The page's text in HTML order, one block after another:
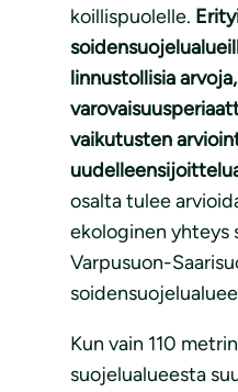
koillispuolelle.
linnustollisia
vaikutusten
osalta tulee
ekologinen yhteys
Varpusuon-
Kun vain 110
suojelualueesta